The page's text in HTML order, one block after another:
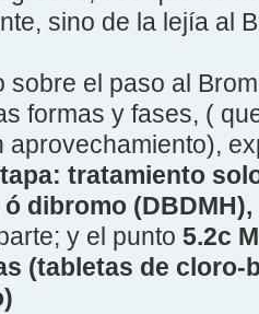
sino de la lejía al
sobre el paso al
formas y fases, (
aprovechamiento),
tratamiento
dibromo (DBDMH),
y el punto 5.2c
(tabletas de cloro-